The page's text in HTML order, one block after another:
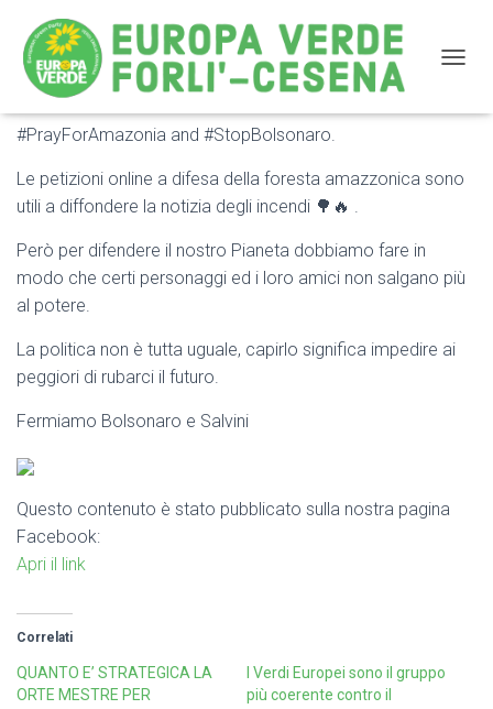
#PrayForAmazonia and #StopBolsonaro
#PrayForAmazonia and #StopBolsonaro.
Le petizioni online a difesa della foresta amazzonica sono
utili a diffondere la notizia degli incendi 🌳🔥 .
Però per difendere il nostro Pianeta dobbiamo fare in
modo che certi personaggi ed i loro amici non salgano più
al potere.
La politica non è tutta uguale, capirlo significa impedire ai
peggiori di rubarci il futuro.
Fermiamo Bolsonaro e Salvini
Questo contenuto è stato pubblicato sulla nostra pagina
Facebook:
Apri il link
Correlati
QUANTO E’ STRATEGICA LA
ORTE MESTRE PER
I Verdi Europei sono il gruppo
più coerente contro il